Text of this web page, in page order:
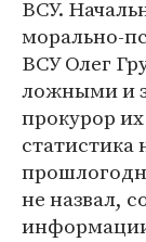
ВСУ.
морально-
ВСУ Олег
ложными и
прокурор
статистика
не назвал,